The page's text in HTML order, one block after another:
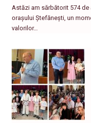
Astăzi am sărbătorit 574 de
orașului Ștefănești, un
valorilor…